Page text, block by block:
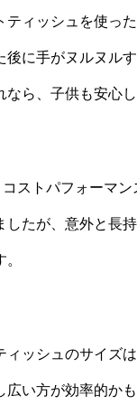
ィッシュを使っ
後に手がヌルヌル
ら、子供も安心
ストパフォーマ
たが、意外と長
ッシュのサイズ
い方が効率的か